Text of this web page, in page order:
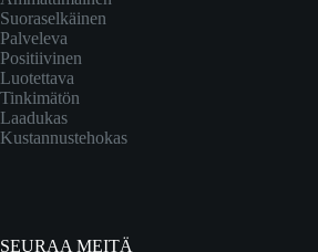
Suoraselkäinen
Palveleva
Positiivinen
Luotettava
Tinkimätön
Laadukas
Kustannustehokas
SEURAA MEITÄ